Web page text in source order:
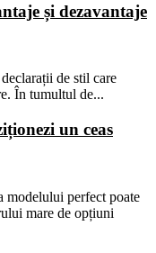
și dezavantaje
de stil care
În tumultul de...
un ceas
modelului perfect poate
mare de opțiuni